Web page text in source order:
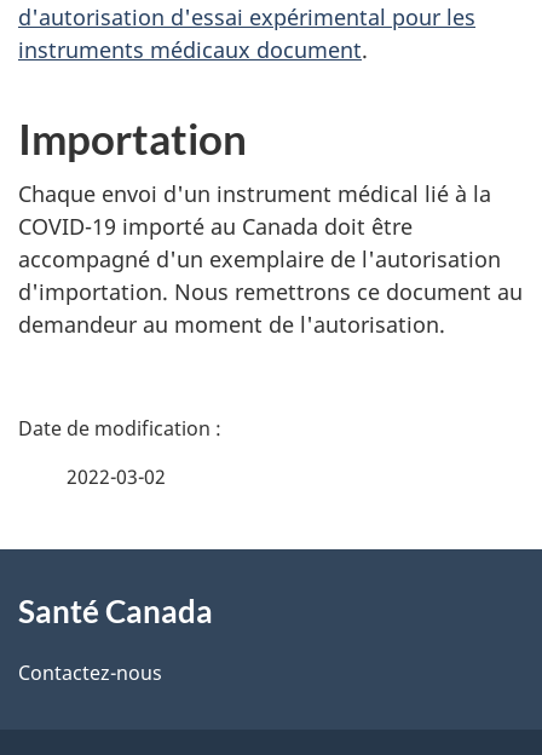
d'autorisation d'essai expérimental pour les
instruments médicaux document.
Importation
Chaque envoi d'un instrument médical lié à la
COVID-19 importé au Canada doit être
accompagné d'un exemplaire de l'autorisation
d'importation. Nous remettrons ce document au
demandeur au moment de l'autorisation.
D
i
l
2022-03-02
propos
de
Santé Canada
Contactez-nous